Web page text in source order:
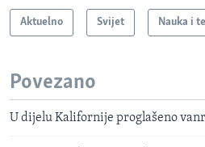
Aktuelno Svijet Nauka i
Povezano
U dijelu Kalifornije proglašeno